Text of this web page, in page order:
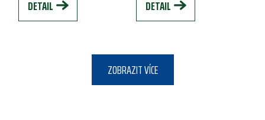
DETAIL
ideální...
DETAIL
ZOBRAZIT VÍCE